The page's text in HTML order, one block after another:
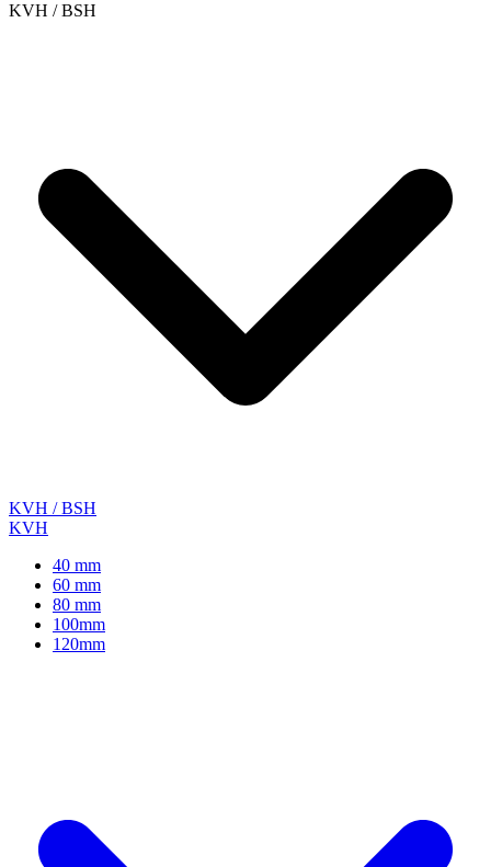
KVH / BSH
KVH / BSH
KVH
40 mm
60 mm
80 mm
100mm
120mm